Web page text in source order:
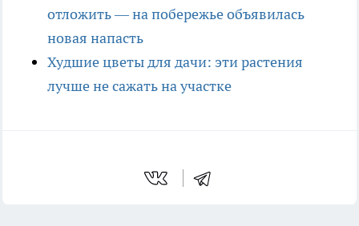
отложить — на побережье объявилась
новая напасть
Худшие цветы для дачи: эти растения
лучше не сажать на участке